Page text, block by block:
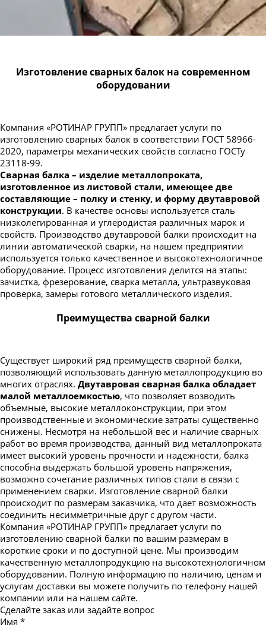
Изготовление сварных балок на современном
оборудовании
Компания «РОТИНАР ГРУПП» предлагает услуги по
изготовлению сварных балок в соответствии ГОСТ 58966-
2020, параметры механических свойств согласно ГОСТу
23118-99.
Сварная балка – изделие металлопроката,
изготовленное из листовой стали, имеющее две
составляющие – полку и стенку, и форму двутавровой
конструкции. В качестве основы используется сталь
низколегированная и углеродистая различных марок и
свойств. Производство двутавровой балки происходит на
линии автоматической сварки, на нашем предприятии
используется только качественное и высокотехнологичное
оборудование. Процесс изготовления делится на этапы:
зачистка, фрезерование, сварка металла, ультразвуковая
проверка, замеры готового металлического изделия.
Преимущества сварной балки
Существует широкий ряд преимуществ сварной балки,
позволяющий использовать данную металлопродукцию во
многих отраслях. Двутавровая сварная балка обладает
малой металлоемкостью, что позволяет возводить
объемные, высокие металлоконструкции, при этом
производственные и экономические затраты существенно
снижены. Несмотря на небольшой вес и наличие сварных
работ во время производства, данный вид металлопроката
имеет высокий уровень прочности и надежности, балка
способна выдержать большой уровень напряжения,
возможно сочетание различных типов стали в связи с
применением сварки. Изготовление сварной балки
происходит по размерам заказчика, что дает возможность
соединить несимметричные друг с другом части.
Компания «РОТИНАР ГРУПП» предлагает услуги по
изготовлению сварной балки по вашим размерам в
короткие сроки и по доступной цене. Мы производим
качественную металлопродукцию на высокотехнологичном
оборудовании. Полную информацию по наличию, ценам и
услугам доставки вы можете получить по телефону нашей
компании или на нашем сайте.
Сделайте заказ или задайте вопрос
Имя *